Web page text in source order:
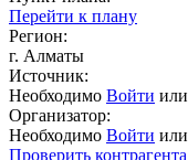
Перейти к плану
Регион:
г. Алматы
Источник:
Необходимо Войти или
Организатор:
Необходимо Войти или
Проверить контрагента